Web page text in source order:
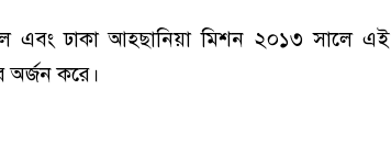
এবং ঢাকা আহ্ছানিয়া মিশন ২০১৩ সালে এই
অর্জন করে।